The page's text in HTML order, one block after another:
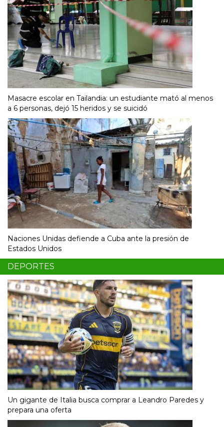
Masacre escolar en Tailandia: un estudiante mató al menos
a 6 personas, dejó 15 heridos y se suicidó
Naciones Unidas defiende a Cuba ante la presión de
Estados Unidos
DEPORTES
Un gigante de Italia busca comprar a Leandro Paredes y
prepara una oferta